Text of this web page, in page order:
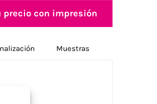
precio con impresión
Muestras